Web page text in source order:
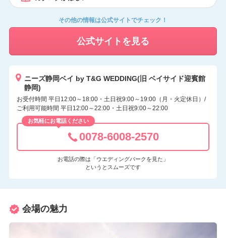
その他の情報は公式サイトでチェック！
公式サイトを見る
ニーズ静岡ベイ by T&G WEDDING(旧 ベイサイド迎賓館
静岡)
お受付時間 平日12:00～18:00・土日祝9:00～19:00（月・火定休日）/
ご利用可能時間 平日12:00～22:00・土日祝9:00～22:00
お気軽にお電話ください
0078-6008-2570
お電話の際は「ウエディングパークを見た」
というとスムーズです
会場の魅力